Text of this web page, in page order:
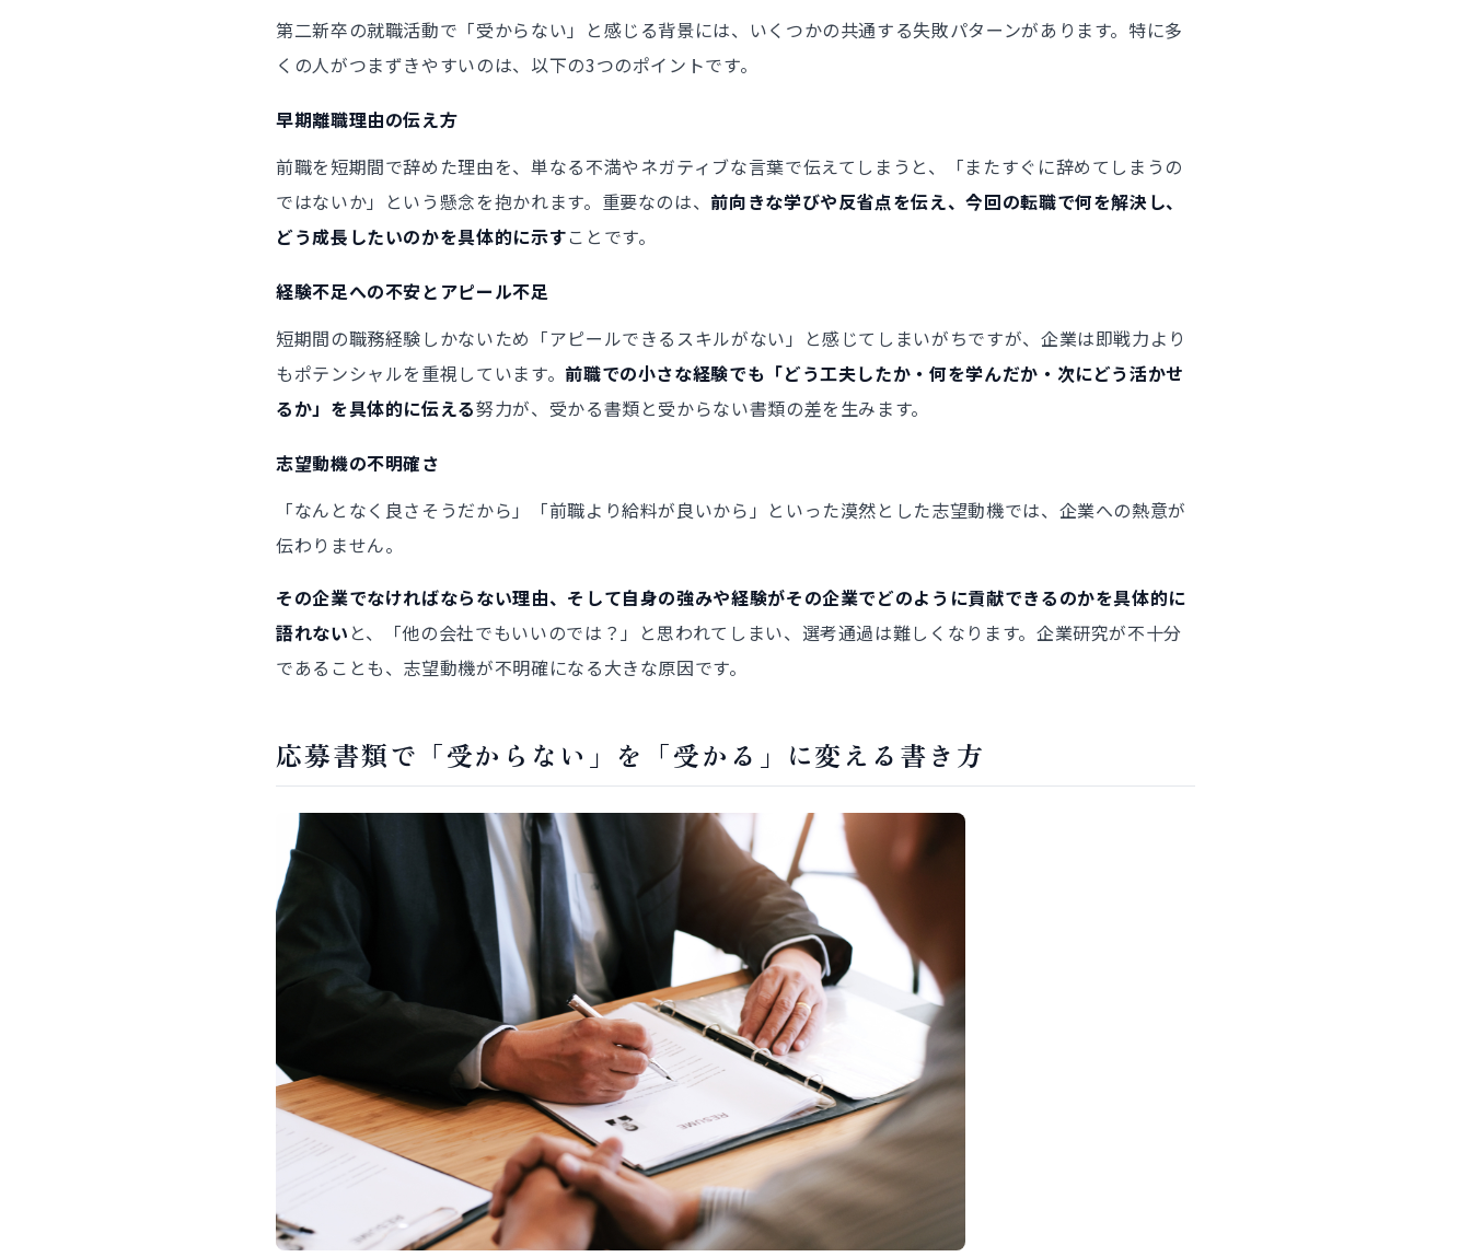
第二新卒の就職活動で「受からない」と感じる背景には、いくつかの共通する失敗パターンがあります。特に多
くの人がつまずきやすいのは、以下の3つのポイントです。
早期離職理由の伝え方
前職を短期間で辞めた理由を、単なる不満やネガティブな言葉で伝えてしまうと、「またすぐに辞めてしまうの
ではないか」という懸念を抱かれます。重要なのは、 前向きな学びや反省点を伝え、今回の転職で何を解決し、
どう成長したいのかを具体的に示すことです。
経験不足への不安とアピール不足
短期間の職務経験しかないため「アピールできるスキルがない」と感じてしまいがちですが、企業は即戦力より
もポテンシャルを重視しています。 前職での小さな経験でも「どう工夫したか・何を学んだか・次にどう活かせ
るか」を具体的に伝える努力が、受かる書類と受からない書類の差を生みます。
志望動機の不明確さ
「なんとなく良さそうだから」「前職より給料が良いから」といった漠然とした志望動機では、企業への熱意が
伝わりません。
その企業でなければならない理由、そして自身の強みや経験がその企業でどのように貢献できるのかを具体的に
語れない と、「他の会社でもいいのでは？」と思われてしまい、選考通過は難しくなります。企業研究が不十分
であることも、志望動機が不明確になる大きな原因です。
応募書類で「受からない」を「受かる」に変える書き方